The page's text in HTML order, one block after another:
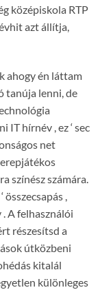
középiskola RTP
azt állítja,
ahogy én láttam
tanúja lenni, de
hírnév , ez ‘ sec
net
színész számára.
,
A felhasználói
részesítsd a
útközbeni
kitalál
különleges